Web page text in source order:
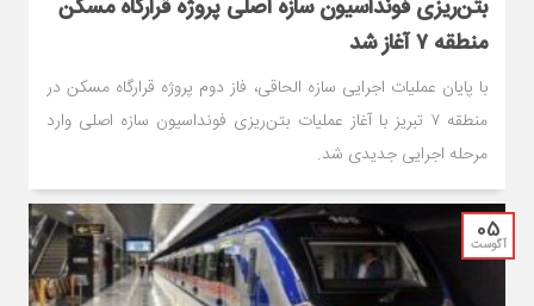
بتن‌ریزی فونداسیون سازه اصلی پروژه قرارگاه مسکن
منطقه ۷ آغاز شد
با پایان عملیات اجرایی سازه الحاقی، فاز دوم پروژه قرارگاه مسکن در
منطقه ۷ تبریز با آغاز عملیات بتن‌ریزی فونداسیون سازه اصلی وارد
مرحله اجرایی جدیدی شد.
05
آگوست